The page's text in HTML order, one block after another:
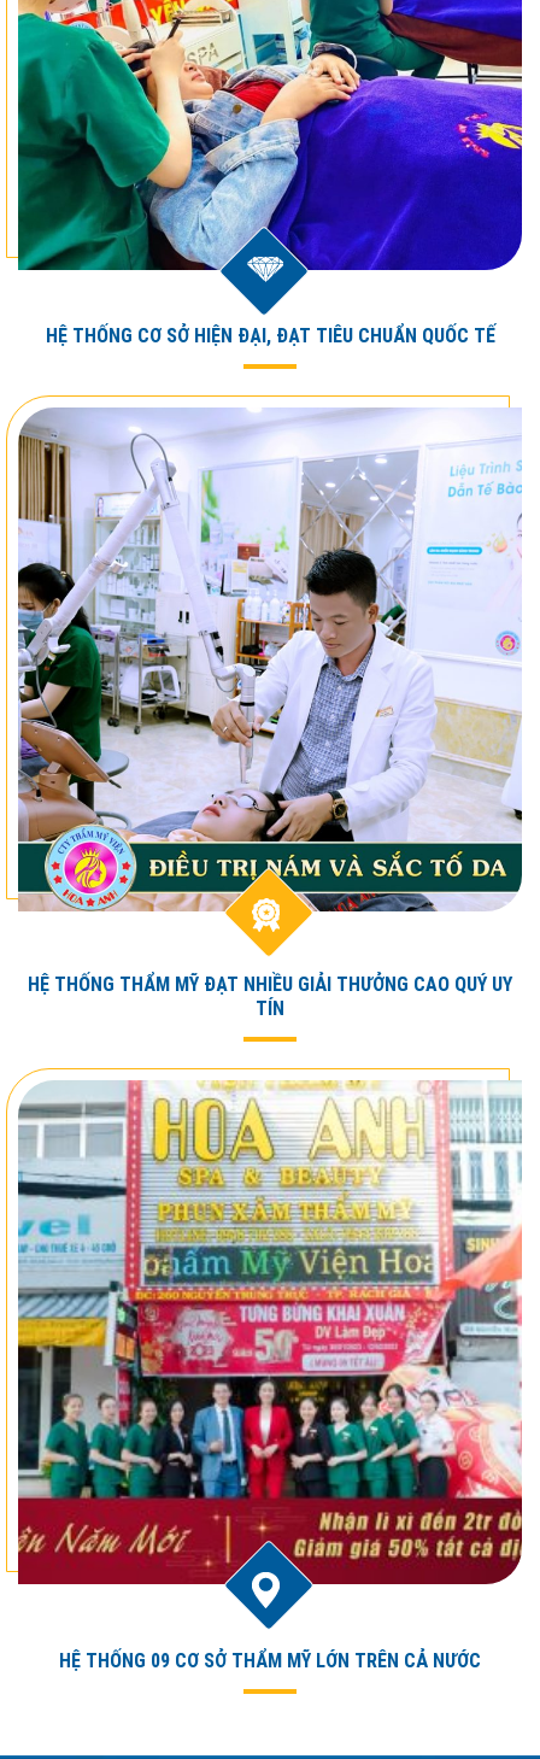
HỆ THỐNG CƠ SỞ HIỆN ĐẠI, ĐẠT TIÊU CHUẨN QUỐC TẾ
HỆ THỐNG THẨM MỸ ĐẠT NHIỀU GIẢI THƯỞNG CAO QUÝ UY
TÍN
HỆ THỐNG 09 CƠ SỞ THẨM MỸ LỚN TRÊN CẢ NƯỚC